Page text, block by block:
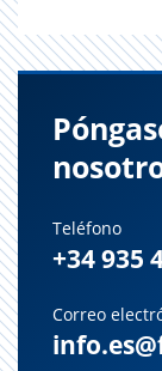
Teléfono
+34 935
Correo